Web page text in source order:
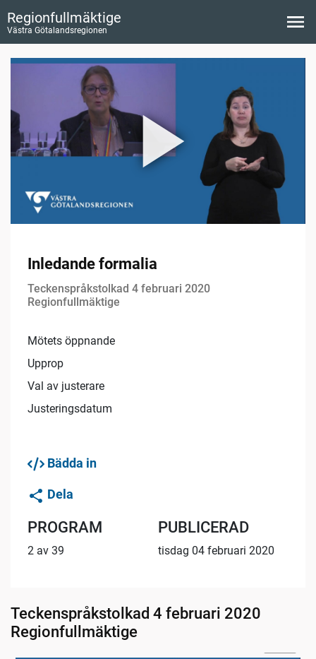
Regionfullmäktige
Västra Götalandsregionen
Inledande formalia
Teckenspråkstolkad 4 februari 2020
Regionfullmäktige
Mötets öppnande
Upprop
Val av justerare
Justeringsdatum
Bädda in
Dela
PROGRAM
2 av 39
PUBLICERAD
tisdag 04 februari 2020
Teckenspråkstolkad 4 februari 2020
Regionfullmäktige